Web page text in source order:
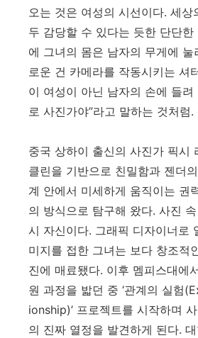
오는 것은 여성의 시선이다. 세상
두 감당할 수 있다는 듯한 단단한
에 그녀의 몸은 남자의 무게에 눌
로운 건 카메라를 작동시키는 셔
이 여성이 아닌 남자의 손에 들려
로 사진가야”라고 말하는 것처럼.
중국 상하이 출신의 사진가 픽시
클린을 기반으로 친밀함과 젠더
계 안에서 미세하게 움직이는 권
의 방식으로 탐구해 왔다. 사진
시 자신이다. 그래픽 디자이너로
미지를 접한 그녀는 보다 창조적
진에 매료됐다. 이후 멤피스대에
원 과정을 밟던 중 ‘관계의 실험
ionship)’ 프로젝트를 시작하며
의 진짜 열정을 발견하게 된다.